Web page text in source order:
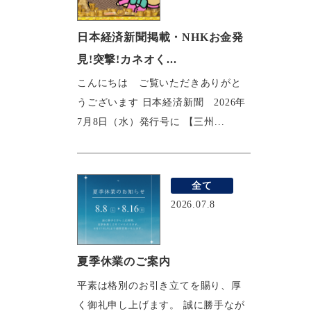
日本経済新聞掲載・NHKお金発
見!突撃!カネオく...
こんにちは ご覧いただきありがと
うございます 日本経済新聞 2026年
7月8日（水）発行号に 【三州...
全て
2026.07.8
夏季休業のご案内
平素は格別のお引き立てを賜り、厚
く御礼申し上げます。 誠に勝手なが